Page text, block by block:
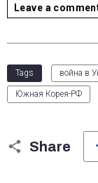
Leave a
Tags война в
Южная Корея-РФ
Share